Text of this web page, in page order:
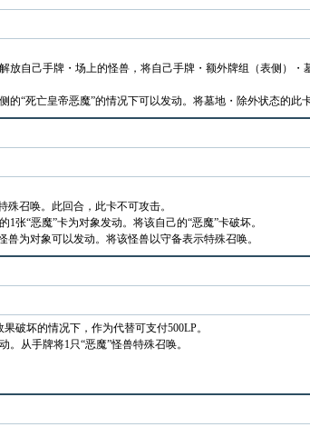
自己手牌・场上的怪兽，将自己手牌・额外牌组（表侧）・
“死亡皇帝恶魔”的情况下可以发动。将墓地・除外状态的此卡
召唤。此回合，此卡不可攻击。
“恶魔”卡为对象发动。将该自己的“恶魔”卡破坏。
为对象可以发动。将该怪兽以守备表示特殊召唤。
破坏的情况下，作为代替可支付500LP。
从手牌将1只“恶魔”怪兽特殊召唤。